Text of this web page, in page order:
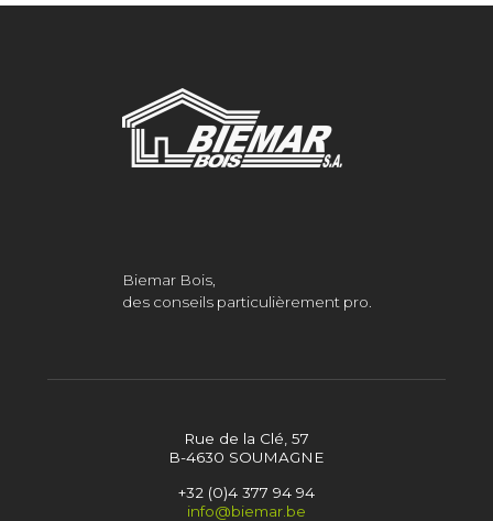
Biemar Bois,
des conseils particulièrement pro.
Rue de la Clé, 57
B-4630 SOUMAGNE
+32 (0)4 377 94 94
info@biemar.be